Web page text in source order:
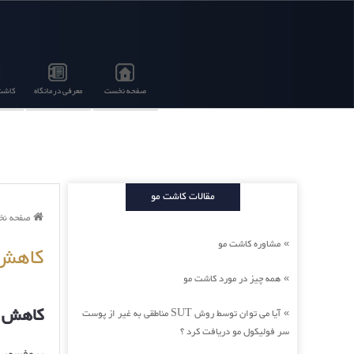
صفحه نخست معرفی درمانگاه
صفحه
کاهش
مقالات کاشت مو
» مشاوره کاشت مو
» همه چیز در مورد کاشت مو
»
آیا می توان توسط روش SUT مناطقی به غیر از پوست
سر فولیکول مو دریافت کرد ؟